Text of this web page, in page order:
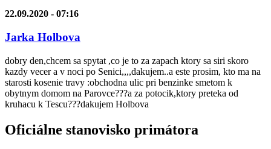
22.09.2020 - 07:16
Jarka Holbova
dobry den,chcem sa spytat ,co je to za zapach ktory sa siri skoro
kazdy vecer a v noci po Senici,,,,dakujem..a este prosim, kto ma na
starosti kosenie travy :obchodna ulic pri benzinke smetom k
obytnym domom na Parovce???a za potocik,ktory preteka od
kruhacu k Tescu???dakujem Holbova
Oficiálne stanovisko primátora